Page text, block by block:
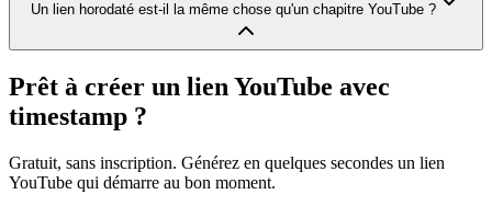
Un lien horodaté est-il la même chose qu'un chapitre YouTube ?
Prêt à créer un lien YouTube avec
timestamp ?
Gratuit, sans inscription. Générez en quelques secondes un lien
YouTube qui démarre au bon moment.